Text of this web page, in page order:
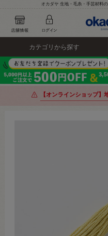
オカダヤ 生地・毛糸・手芸材料
カテゴリから探す
【オンラインショップ